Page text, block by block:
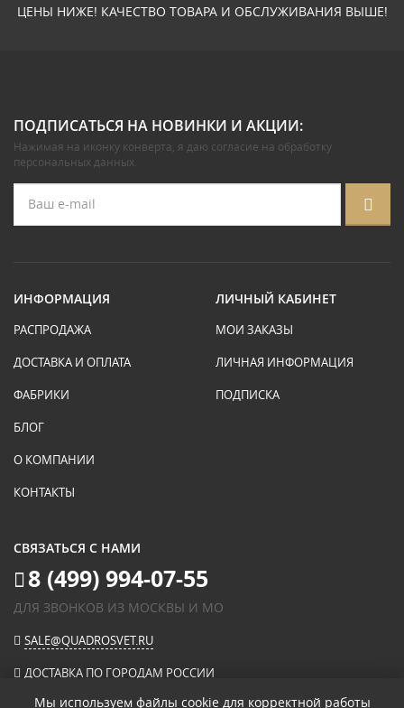
ЦЕНЫ НИЖЕ! КАЧЕСТВО ТОВАРА И ОБСЛУЖИВАНИЯ ВЫШЕ!
ПОДПИСАТЬСЯ НА НОВИНКИ И АКЦИИ:
Нажимая на иконку конверта, я даю согласие на обработку
персональных данных.
ИНФОРМАЦИЯ
РАСПРОДАЖА
ДОСТАВКА И ОПЛАТА
ФАБРИКИ
БЛОГ
О КОМПАНИИ
КОНТАКТЫ
ЛИЧНЫЙ КАБИНЕТ
МОИ ЗАКАЗЫ
ЛИЧНАЯ ИНФОРМАЦИЯ
ПОДПИСКА
СВЯЗАТЬСЯ С НАМИ
8 (499) 994-07-55
ДЛЯ ЗВОНКОВ ИЗ МОСКВЫ И МО
SALE@QUADROSVET.RU
ДОСТАВКА ПО ГОРОДАМ РОССИИ
Мы используем файлы cookie для корректной работы